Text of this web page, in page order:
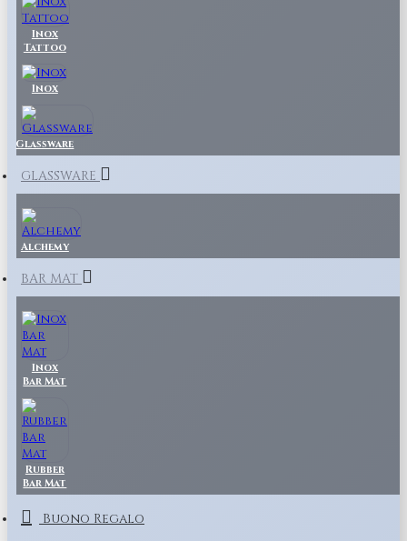
Inox
Tattoo
Inox
Glassware
GLASSWARE
Alchemy
BAR MAT
Inox
Bar Mat
Rubber
Bar Mat
Buono Regalo